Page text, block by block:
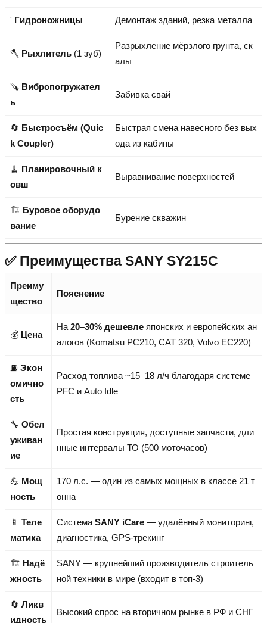
' Гидроножницы Демонтаж зданий, резка металла
🪓 Рыхлитель (1 зуб)
Разрыхление мёрзлого грунта, ск
алы
🪚 Вибропогружател
ь
Забивка свай
🔄 Быстросъём (Quic
k Coupler)
Быстрая смена навесного без вых
ода из кабины
🧹 Планировочный к
овш
Выравнивание поверхностей
🏗️ Буровое оборудо
вание
Бурение скважин
✅ Преимущества SANY SY215C
Преиму
щество
Пояснение
💰 Цена
На 20–30% дешевле японских и европейских ан
алогов (Komatsu PC210, CAT 320, Volvo EC220)
⛽ Экон
омично
сть
Расход топлива ~15–18 л/ч благодаря системе
PFC и Auto Idle
🔧 Обсл
уживан
ие
Простая конструкция, доступные запчасти, дли
нные интервалы ТО (500 моточасов)
💪 Мощ
ность
170 л.с. — один из самых мощных в классе 21 т
онна
📱 Теле
матика
Система SANY iCare — удалённый мониторинг,
диагностика, GPS-трекинг
🏗️ Надё
жность
SANY — крупнейший производитель строитель
ной техники в мире (входит в топ-3)
🔄 Ликв
идность
Высокий спрос на вторичном рынке в РФ и СНГ